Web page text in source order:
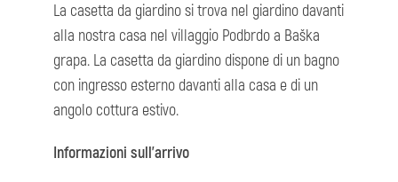
La casetta da giardino si trova nel giardino davanti
alla nostra casa nel villaggio Podbrdo a Baška
grapa. La casetta da giardino dispone di un bagno
con ingresso esterno davanti alla casa e di un
angolo cottura estivo.
Informazioni sull'arrivo